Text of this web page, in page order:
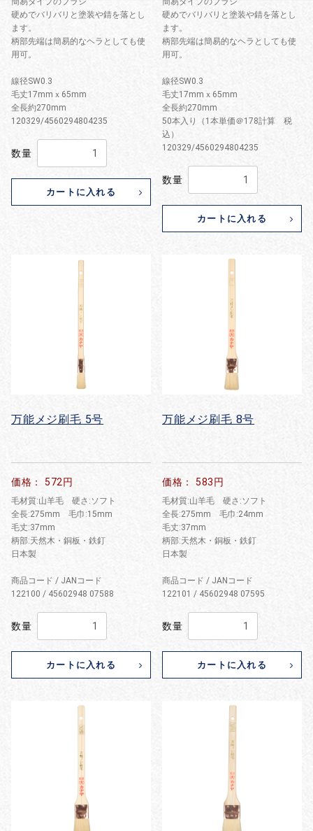
硬めでバリバリと塗装や錆を落とし
ます。
柄部先端は簡易的なヘラとしても使
用可。
線径SW0.3
毛丈17mmｘ65mm
全長約270mm
120329/4560294804235
数量
カートに入れる
硬めでバリバリと塗装や錆を落とし
ます。
柄部先端は簡易的なヘラとしても使
用可。
線径SW0.3
毛丈17mmｘ65mm
全長約270mm
50本入り（1本単価＠178計算 税
込）
120329/4560294804235
数量
カートに入れる
万能メジ刷毛 5号
価格： 572円
毛材質:山羊毛 硬さ:ソフト
全長:275mm 毛巾:15mm
毛丈:37mm
柄部:天然木・銅板・鉄釘
日本製
商品コード / JANコード
122100 / 45602948 07588
数量
カートに入れる
万能メジ刷毛 8号
価格： 583円
毛材質:山羊毛 硬さ:ソフト
全長:275mm 毛巾:24mm
毛丈:37mm
柄部:天然木・銅板・鉄釘
日本製
商品コード / JANコード
122101 / 45602948 07595
数量
カートに入れる